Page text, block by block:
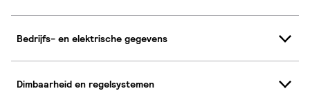
Bedrijfs- en elektrische gegevens
Dimbaarheid en regelsystemen